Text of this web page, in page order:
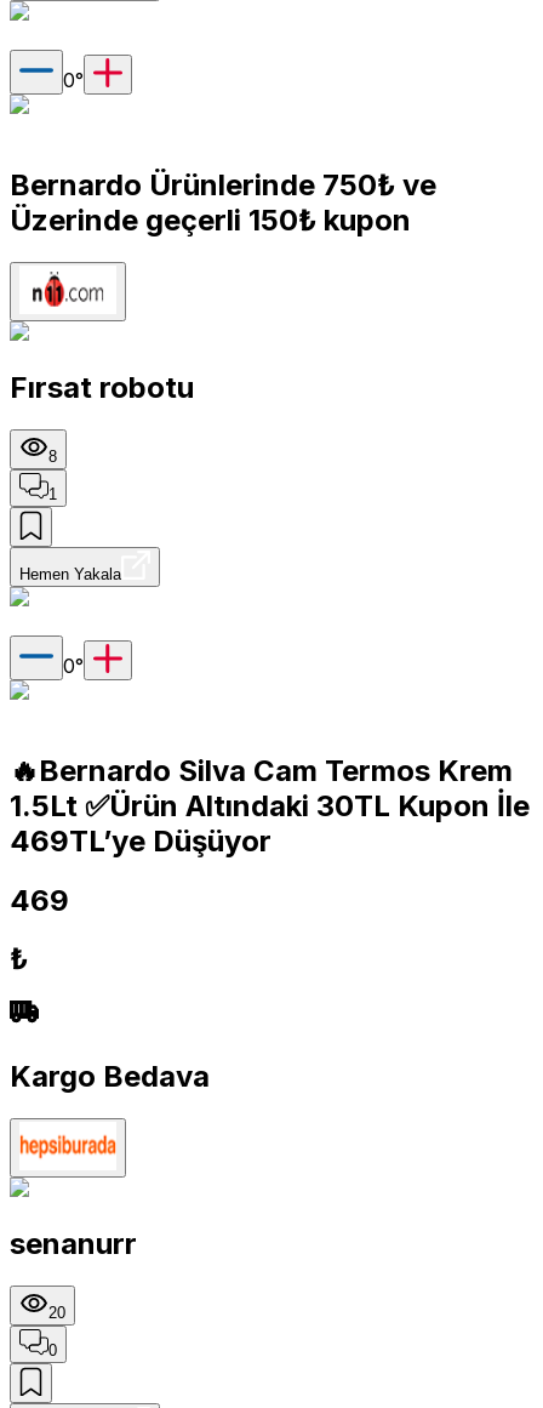
0°
Bernardo Ürünlerinde 750₺ ve
Üzerinde geçerli 150₺ kupon
Fırsat robotu
8
1
Hemen Yakala
0°
🔥Bernardo Silva Cam Termos Krem
1.5Lt ✅Ürün Altındaki 30TL Kupon İle
469TL’ye Düşüyor
469
₺
Kargo Bedava
senanurr
20
0